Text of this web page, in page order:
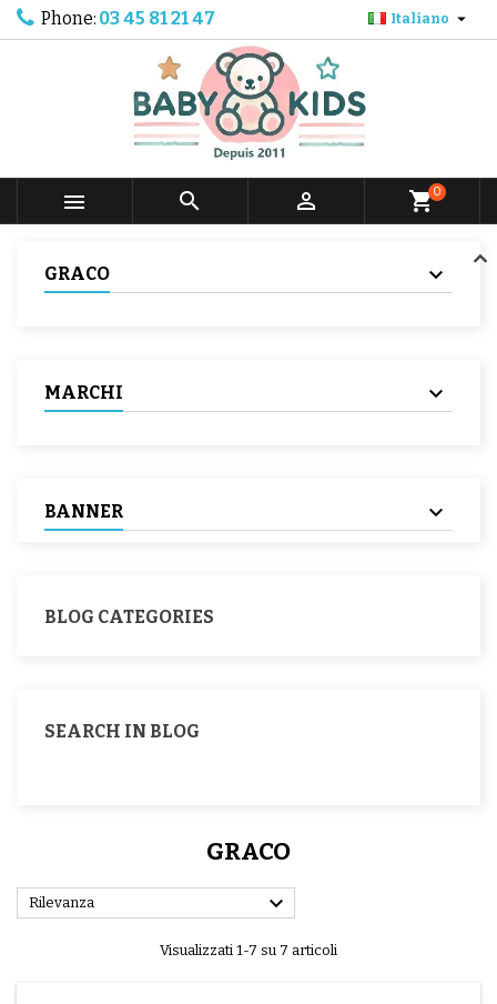
Phone: 03 45 81 21 47 Italiano 
   shopping_cart0
GRACO
MARCHI
BANNER
BLOG CATEGORIES
SEARCH IN BLOG
GRACO
Rilevanza 
Visualizzati 1-7 su 7 articoli